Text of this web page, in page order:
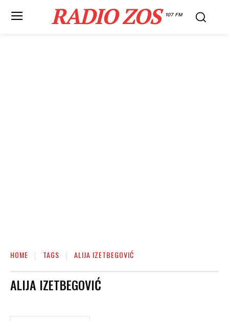
RADIO ZOS 107 FM
HOME TAGS ALIJA IZETBEGOVIĆ
ALIJA IZETBEGOVIĆ